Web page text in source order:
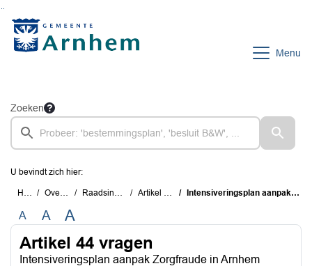
Menu
Zoeken
U bevindt zich hier:
Home Overzichten Raadsinstrumenten Artikel 44 vragen Intensiveringsplan aanpak Zorgfraude in Arnhem
A A A
Artikel 44 vragen
Intensiveringsplan aanpak Zorgfraude in Arnhem